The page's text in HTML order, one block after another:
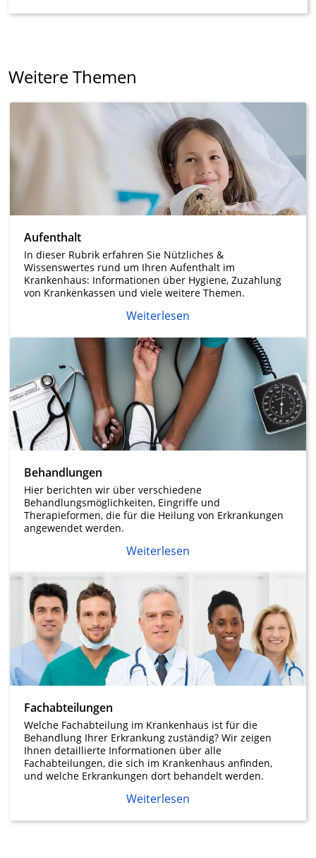
Weitere Themen
Aufenthalt
In dieser Rubrik erfahren Sie Nützliches &
Wissenswertes rund um Ihren Aufenthalt im
Krankenhaus: Informationen über Hygiene, Zuzahlung
von Krankenkassen und viele weitere Themen.
Weiterlesen
Behandlungen
Hier berichten wir über verschiedene
Behandlungsmöglichkeiten, Eingriffe und
Therapieformen, die für die Heilung von Erkrankungen
angewendet werden.
Weiterlesen
Fachabteilungen
Welche Fachabteilung im Krankenhaus ist für die
Behandlung Ihrer Erkrankung zuständig? Wir zeigen
Ihnen detaillierte Informationen über alle
Fachabteilungen, die sich im Krankenhaus anfinden,
und welche Erkrankungen dort behandelt werden.
Weiterlesen